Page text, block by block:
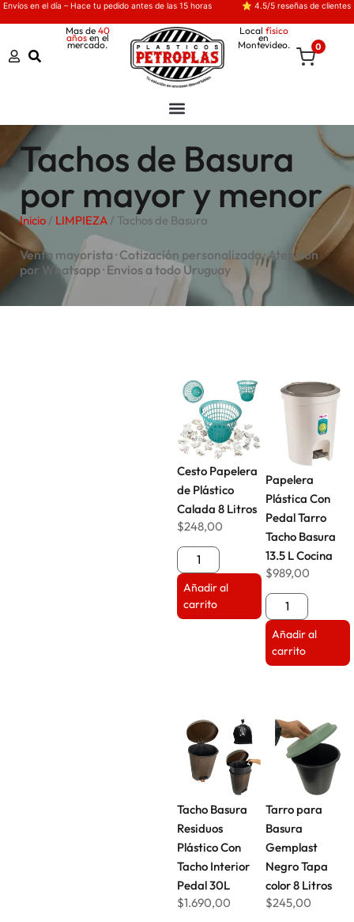
Envíos en el día – Hace tu pedido antes de las 15 horas ⭐ 4.5/5 reseñas de clientes
Mas de 40
añosen el
mercado.
Local físico
en
Montevideo. 0
Tachos de Basura
por mayor y menor
Inicio / LIMPIEZA / Tachos de Basura
Venta mayorista · Cotización personalizada · Atención
por Whatsapp · Envios a todo Uruguay
Cesto Papelera
de Plástico
Calada 8 Litros
$248,00
Añadir al
carrito
Papelera
Plástica Con
Pedal Tarro
Tacho Basura
13.5 L Cocina
$989,00
Añadir al
carrito
Tacho Basura
Residuos
Plástico Con
Tacho Interior
Pedal 30L
$1.690,00
Tarro para
Basura
Gemplast
Negro Tapa
color 8 Litros
$245,00